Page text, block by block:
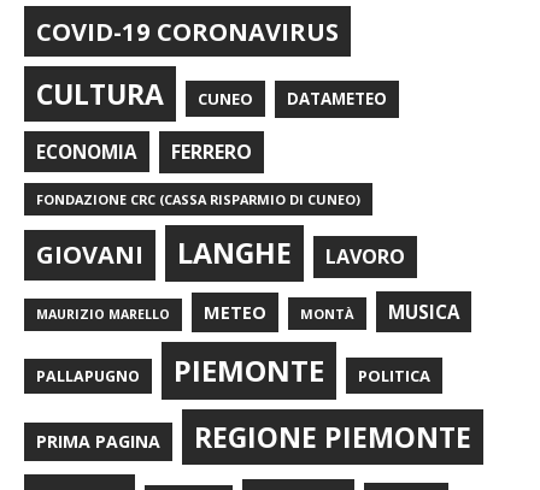
COVID-19 CORONAVIRUS
CULTURA CUNEO DATAMETEO
ECONOMIA FERRERO
FONDAZIONE CRC (CASSA RISPARMIO DI CUNEO)
GIOVANI LANGHE LAVORO
MAURIZIO MARELLO METEO MONTÀ MUSICA
PALLAPUGNO PIEMONTE POLITICA
PRIMA PAGINA REGIONE PIEMONTE